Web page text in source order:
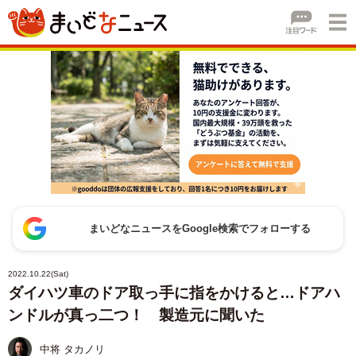
まいどなニュースをGoogle検索でフォローする
2022.10.22(Sat)
ダイハツ車のドア取っ手に指をかけると…ドアハ
ンドルが真っ二つ！ 製造元に聞いた
中将 タカノリ